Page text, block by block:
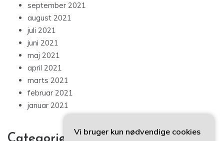
september 2021
august 2021
juli 2021
juni 2021
maj 2021
april 2021
marts 2021
februar 2021
januar 2021
Vi bruger kun nødvendige cookies